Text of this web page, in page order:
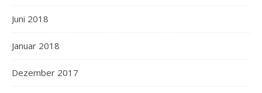
Juni 2018
Januar 2018
Dezember 2017